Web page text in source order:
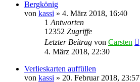
Bergkönig
von kassi » 4. März 2018, 16:40
1 Antworten
12352 Zugriffe
Letzter Beitrag von Carsten
4. März 2018, 22:30
Verlieskarten auffüllen
von kassi » 20. Februar 2018, 23:57